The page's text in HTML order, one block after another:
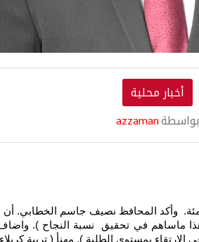
أخبار محلية
بواسطةazzaman
وهذا ماساهم في تحقيق نسبة النجاح ).
بمستوى الطلبة ). مهنأ ( تربية